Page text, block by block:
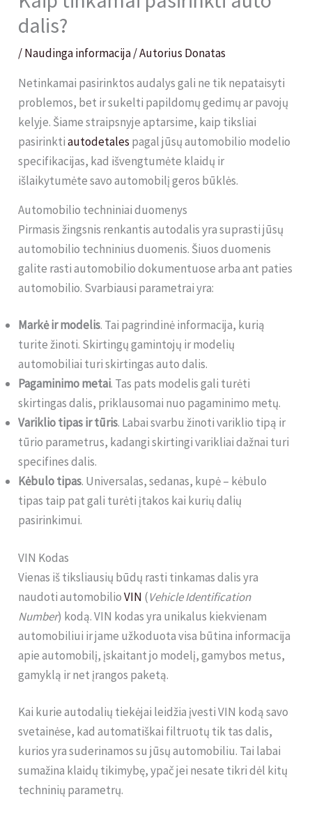
dalis?
/Naudinga informacija/ Autorius Donatas
Netinkamai pasirinktos audalys gali ne tik nepataisyti
problemos, bet ir sukelti papildomų gedimų ar pavojų
kelyje. Šiame straipsnyje aptarsime, kaip tiksliai
pasirinktiautodetales pagal jūsų automobilio modelio
specifikacijas, kad išvengtumėte klaidų ir
išlaikytumėte savo automobilį geros būklės.
Automobilio techniniai duomenys
Pirmasis žingsnis renkantis autodalis yra suprasti jūsų
automobilio techninius duomenis. Šiuos duomenis
galite rasti automobilio dokumentuose arba ant paties
automobilio. Svarbiausi parametrai yra:
Markė ir modelis. Tai pagrindinė informacija, kurią
turite žinoti. Skirtingų gamintojų ir modelių
automobiliai turi skirtingas auto dalis.
Pagaminimo metai. Tas pats modelis gali turėti
skirtingas dalis, priklausomai nuo pagaminimo metų.
Variklio tipas ir tūris. Labai svarbu žinoti variklio tipą ir
tūrio parametrus, kadangi skirtingi varikliai dažnai turi
specifines dalis.
Kėbulo tipas. Universalas, sedanas, kupė – kėbulo
tipas taip pat gali turėti įtakos kai kurių dalių
pasirinkimui.
VIN Kodas
Vienas iš tiksliausių būdų rasti tinkamas dalis yra
naudoti automobilioVIN (Vehicle Identification
Number) kodą. VIN kodas yra unikalus kiekvienam
automobiliui ir jame užkoduota visa būtina informacija
apie automobilį, įskaitant jo modelį, gamybos metus,
gamyklą ir net įrangos paketą.
Kai kurie autodalių tiekėjai leidžia įvesti VIN kodą savo
svetainėse, kad automatiškai filtruotų tik tas dalis,
kurios yra suderinamos su jūsų automobiliu. Tai labai
sumažina klaidų tikimybę, ypač jei nesate tikri dėl kitų
techninių parametrų.